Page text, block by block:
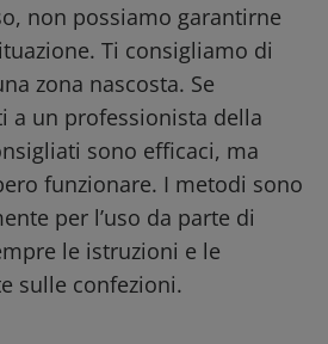
non possiamo garantirne
Ti consigliamo di
zona nascosta. Se
a un professionista della
sono efficaci, ma
funzionare. I metodi sono
per l’uso da parte di
le istruzioni e le
sulle confezioni.